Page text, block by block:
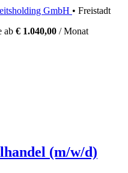
GmbH • Freistadt
ab € 1.040,00 / Monat
(m/w/d)